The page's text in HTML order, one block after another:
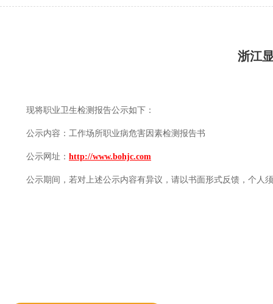
浙江
现将职业卫生检测报告公示如下：
公示内容： 工作场所职业病危害因素检测报告书
公示网址： http://www.bohjc.com
公示期间，若对上述公示内容有异议，请以书面形式反馈，个人